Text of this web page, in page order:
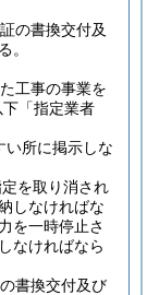
の書換交付及
。
工事の事業を
下「指定業者
い所に掲示しな
を取り消され
しなければな
を一時停止さ
なければなら
書換交付及び